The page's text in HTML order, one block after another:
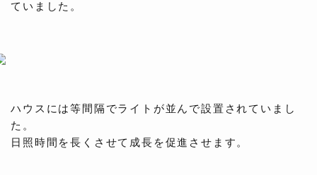
ていました。
ハウスには等間隔でライトが並んで設置されていまし
た。
日照時間を長くさせて成長を促進させます。